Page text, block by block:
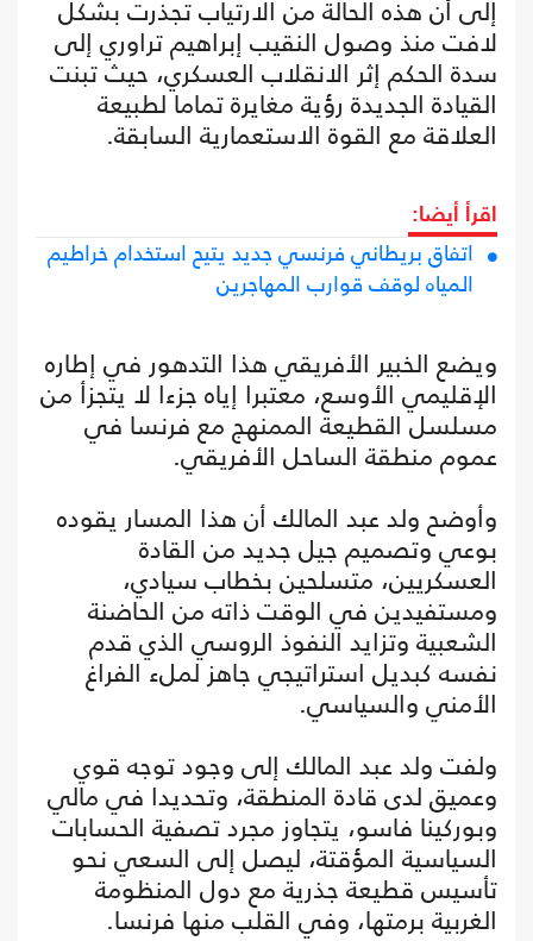
إلى أن هذه الحالة من الارتياب تجذرت بشكل
لافت منذ وصول النقيب إبراهيم تراوري إلى
سدة الحكم إثر الانقلاب العسكري، حيث تبنت
القيادة الجديدة رؤية مغايرة تماما لطبيعة
العلاقة مع القوة الاستعمارية السابقة.
اقرأ أيضا:
اتفاق بريطاني فرنسي جديد يتيح استخدام خراطيم
المياه لوقف قوارب المهاجرين
ويضع الخبير الأفريقي هذا التدهور في إطاره
الإقليمي الأوسع، معتبرا إياه جزءا لا يتجزأ من
مسلسل القطيعة الممنهج مع فرنسا في
عموم منطقة الساحل الأفريقي.
وأوضح ولد عبد المالك أن هذا المسار يقوده
بوعي وتصميم جيل جديد من القادة
العسكريين، متسلحين بخطاب سيادي،
ومستفيدين في الوقت ذاته من الحاضنة
الشعبية وتزايد النفوذ الروسي الذي قدم
نفسه كبديل استراتيجي جاهز لملء الفراغ
الأمني والسياسي.
ولفت ولد عبد المالك إلى وجود توجه قوي
وعميق لدى قادة المنطقة، وتحديدا في مالي
وبوركينا فاسو، يتجاوز مجرد تصفية الحسابات
السياسية المؤقتة، ليصل إلى السعي نحو
تأسيس قطيعة جذرية مع دول المنظومة
الغربية برمتها، وفي القلب منها فرنسا.